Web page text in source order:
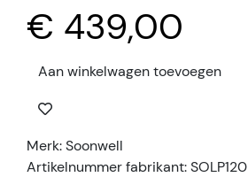
€ 439,00
Aan winkelwagen toevoegen
Merk: Soonwell
Artikelnummer fabrikant: SOLP120